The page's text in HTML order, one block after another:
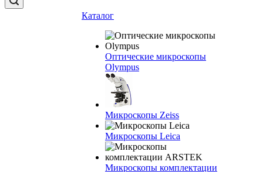
Каталог
Оптические микроскопы
Olympus
Микроскопы Zeiss
Микроскопы Leica
Микроскопы комплектации